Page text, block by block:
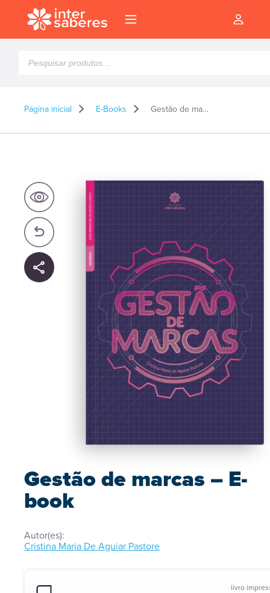
produtos
Página inicial E-Books Gestão de marcas – E-book
Gestão de marcas – E-
book
Autor(es):
Cristina Maria De Aguiar Pastore
livro